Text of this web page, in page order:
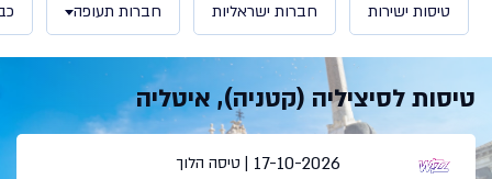
טיסות ישירות חברות ישראליות חברות תעופה
טיסות לסיציליה (קטניה), איטליה
טיסה הלוך
17-10-2026